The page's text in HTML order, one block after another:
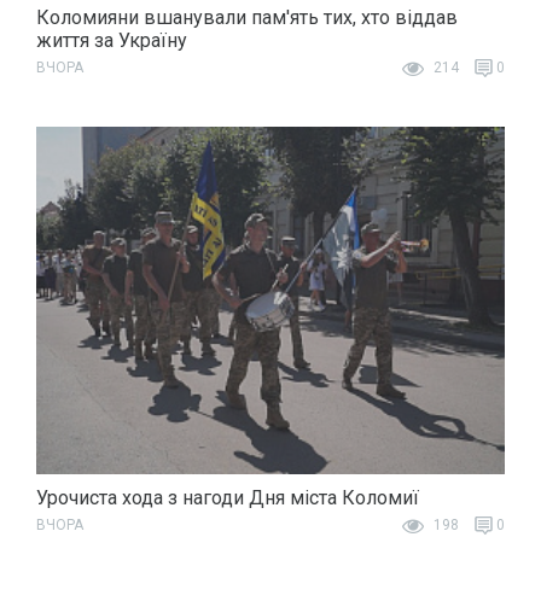
Коломияни вшанували пам'ять тих, хто віддав
життя за Україну
ВЧОРА 214 0
Урочиста хода з нагоди Дня міста Коломиї
ВЧОРА 198 0